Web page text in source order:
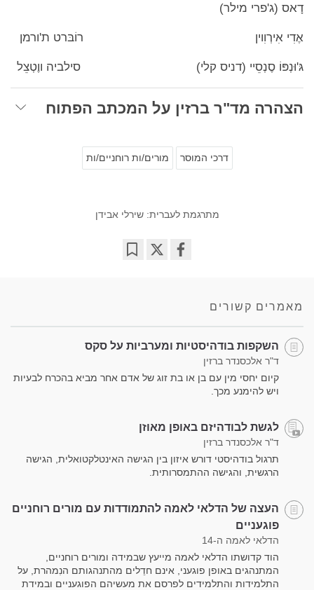
דָאס (ג'פרי מילר)
אֶדִי אִירְוִוין רוֹבּרט ת'ורמן
גּ'וּנְפּוֹ סֶנְסֵיי (דניס קלי) סילביה ווֶטְצֵל
הצהרה מד"ר ברזין על המכתב הפתוח
דרכי המוסר מורים/ות רוחניים/ות
מתרגמת לעברית: שירלי אבידן
מאמרים קשורים
השקפות בודהיסטיות ומערביות על סקס
ד"ר אלכסנדר ברזין
קיום יחסי מין עם בן או בת זוג של אדם אחר מביא בהכרח לבעיות
ויש להימנע מכך.
לגשת לבודהיזם באופן מאוזן
ד"ר אלכסנדר ברזין
תרגול בודהיסטי דורש איזון בין הגישה האינטלקטואלית, הגישה
הרגשית, והגישה ההתמסרותית.
העצה של הדלאי לאמה להתמודדות עם מורים רוחניים
פוגעניים
הדלאי לאמה ה-14
הוד קדושתו הדלאי לאמה מייעץ שבמידה ומורים רוחניים,
המתנהגים באופן פוגעני, אינם חדֵלים מהתנהגותם הנִמהרת, על
התלמידות והתלמידים לפרסם את מעשיהם הפוגעניים ובמידת